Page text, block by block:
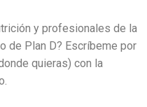
y profesionales de la
de Plan D? Escríbeme por
quieras) con la